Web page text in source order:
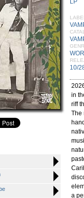
LP
10/
in
riff
The
a